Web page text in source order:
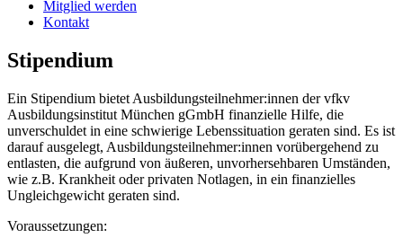
Mitglied werden
Kontakt
Stipendium
Ein Stipendium bietet Ausbildungsteilnehmer:innen der vfkv
Ausbildungsinstitut München gGmbH finanzielle Hilfe, die
unverschuldet in eine schwierige Lebenssituation geraten sind. Es ist
darauf ausgelegt, Ausbildungsteilnehmer:innen vorübergehend zu
entlasten, die aufgrund von äußeren, unvorhersehbaren Umständen,
wie z.B. Krankheit oder privaten Notlagen, in ein finanzielles
Ungleichgewicht geraten sind.
Voraussetzungen: